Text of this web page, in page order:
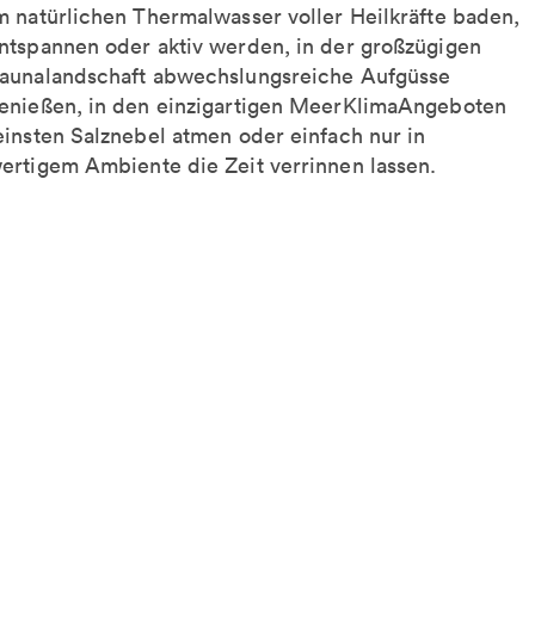
natürlichen Thermalwasser voller Heilkräfte baden,
oder aktiv werden, in der großzügigen
abwechslungsreiche Aufgüsse
in den einzigartigen MeerKlimaAngeboten
Salznebel atmen oder einfach nur in
Ambiente die Zeit verrinnen lassen.